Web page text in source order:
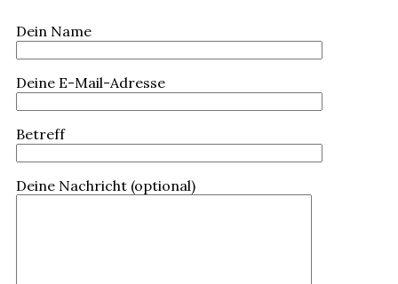
Dein Name
Deine E-Mail-Adresse
Betreff
Deine Nachricht (optional)